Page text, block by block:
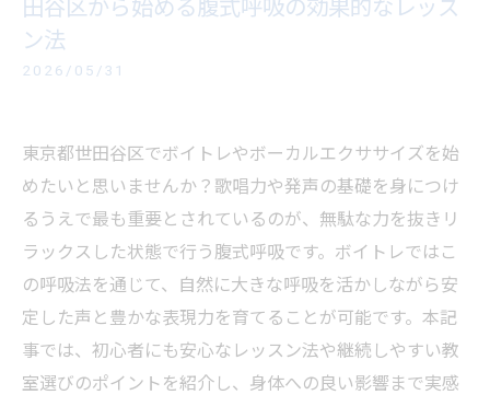
田谷区から始める腹式呼吸の効果的なレッス
ン法
2026/05/31
東京都世田谷区でボイトレやボーカルエクササイズを始
めたいと思いませんか？歌唱力や発声の基礎を身につけ
るうえで最も重要とされているのが、無駄な力を抜きリ
ラックスした状態で行う腹式呼吸です。ボイトレではこ
の呼吸法を通じて、自然に大きな呼吸を活かしながら安
定した声と豊かな表現力を育てることが可能です。本記
事では、初心者にも安心なレッスン法や継続しやすい教
室選びのポイントを紹介し、身体への良い影響まで実感